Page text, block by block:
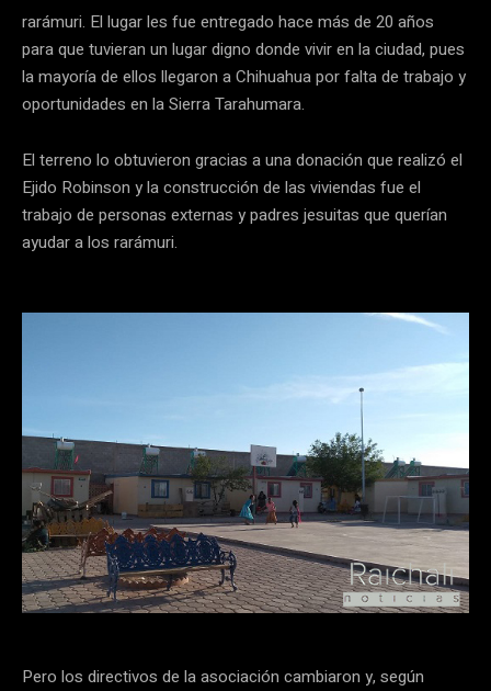
rarámuri. El lugar les fue entregado hace más de 20 años
para que tuvieran un lugar digno donde vivir en la ciudad, pues
la mayoría de ellos llegaron a Chihuahua por falta de trabajo y
oportunidades en la Sierra Tarahumara.
El terreno lo obtuvieron gracias a una donación que realizó el
Ejido Robinson y la construcción de las viviendas fue el
trabajo de personas externas y padres jesuitas que querían
ayudar a los rarámuri.
Pero los directivos de la asociación cambiaron y, según